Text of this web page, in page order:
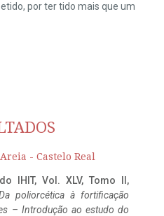
por ter tido mais que um
- Castelo Real
IHIT, Vol. XLV, Tomo II,
poliorcética à fortificação
– Introdução ao estudo do